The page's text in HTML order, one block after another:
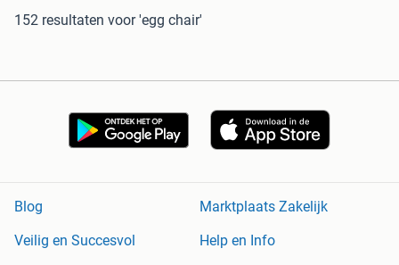
152 resultaten voor 'egg chair'
Blog
Marktplaats Zakelijk
Veilig en Succesvol
Help en Info